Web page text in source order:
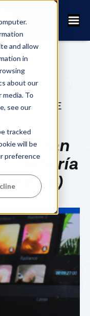
and allow
in
about our
To
see our
tracked
will be
preference
DE
gran
debería